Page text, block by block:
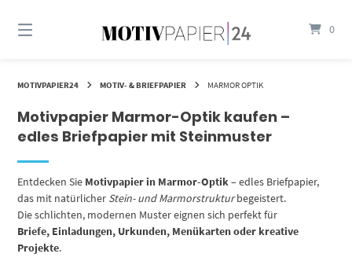
zum
0
MOTIVPAPIER24 MOTIV- & BRIEFPAPIER MARMOR OPTIK
Motivpapier Marmor-Optik kaufen –
edles Briefpapier mit Steinmuster
Entdecken Sie Motivpapier in Marmor-Optik– edles Briefpapier,
das mit natürlicher Stein- und Marmorstrukturbegeistert.
Die schlichten, modernen Muster eignen sich perfekt für
Briefe, Einladungen, Urkunden, Menükarten oder kreative
Projekte.